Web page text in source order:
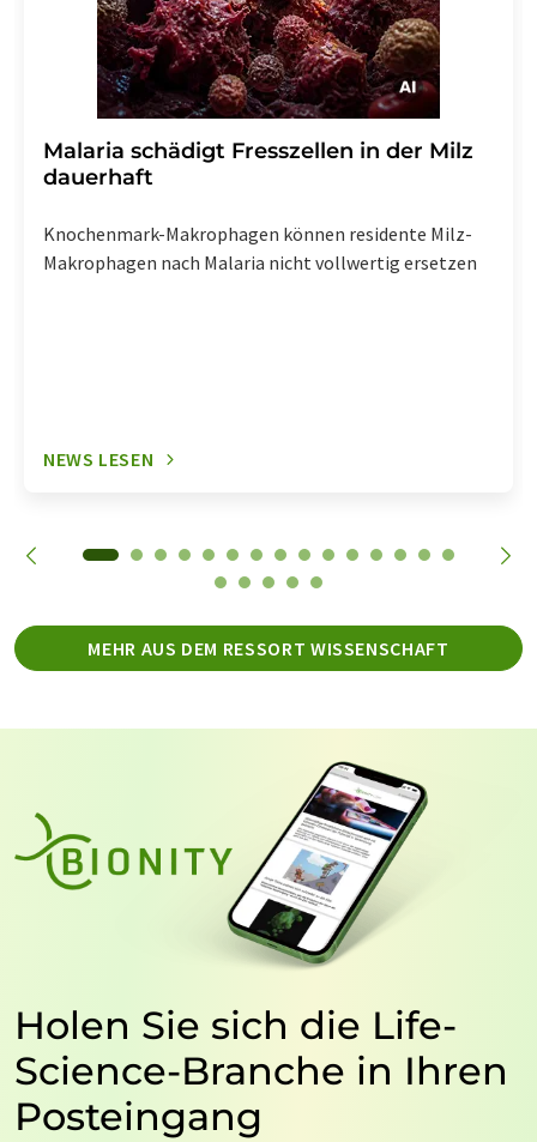
Malaria schädigt Fresszellen in der Milz
dauerhaft
Knochenmark-Makrophagen können residente Milz-
Makrophagen nach Malaria nicht vollwertig ersetzen
NEWS LESEN
MEHR AUS DEM RESSORT WISSENSCHAFT
Holen Sie sich die Life-
Science-Branche in Ihren
Posteingang